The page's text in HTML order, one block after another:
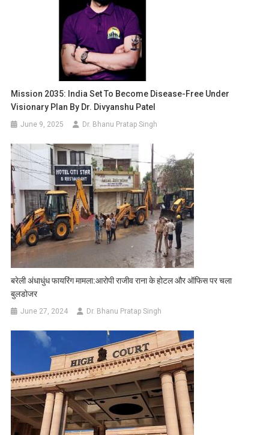
Mission 2035: India Set To Become Disease-Free Under
Visionary Plan By Dr. Divyanshu Patel
June 9, 2025 Dr. Bhanu Pratap Singh
बरेली अंधाधुंध फायरिंग मामला:आरोपी राजीव राना के होटल और ऑफिस पर चला
बुलडोजर
June 27, 2024 Dr. Bhanu Pratap Singh